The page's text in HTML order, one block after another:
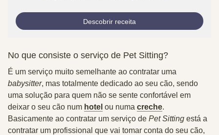
Descobrir receita
No que consiste o serviço de Pet Sitting?
É um serviço muito semelhante ao contratar uma
babysitter, mas totalmente dedicado ao seu cão, sendo
uma solução para quem não se sente confortável em
deixar o seu cão num hotel ou numa creche.
Basicamente ao contratar um serviço de Pet Sitting está a
contratar um profissional que vai tomar conta do seu cão,